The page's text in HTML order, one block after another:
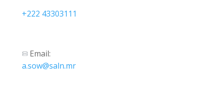
‭+222 43303111‬
Email:
a.sow@saln.mr